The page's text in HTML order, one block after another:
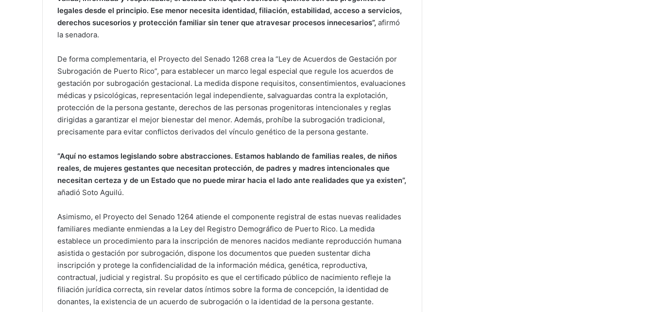
legales desde el principio. Ese menor necesita identidad, filiación, estabilidad, acceso a servicios,
derechos sucesorios y protección familiar sin tener que atravesar procesos innecesarios”, afirmó
la senadora.
De forma complementaria, el Proyecto del Senado 1268 crea la “Ley de Acuerdos de Gestación por
Subrogación de Puerto Rico”, para establecer un marco legal especial que regule los acuerdos de
gestación por subrogación gestacional. La medida dispone requisitos, consentimientos, evaluaciones
médicas y psicológicas, representación legal independiente, salvaguardas contra la explotación,
protección de la persona gestante, derechos de las personas progenitoras intencionales y reglas
dirigidas a garantizar el mejor bienestar del menor. Además, prohíbe la subrogación tradicional,
precisamente para evitar conflictos derivados del vínculo genético de la persona gestante.
“Aquí no estamos legislando sobre abstracciones. Estamos hablando de familias reales, de niños
reales, de mujeres gestantes que necesitan protección, de padres y madres intencionales que
necesitan certeza y de un Estado que no puede mirar hacia el lado ante realidades que ya existen”,
añadió Soto Aguilú.
Asimismo, el Proyecto del Senado 1264 atiende el componente registral de estas nuevas realidades
familiares mediante enmiendas a la Ley del Registro Demográfico de Puerto Rico. La medida
establece un procedimiento para la inscripción de menores nacidos mediante reproducción humana
asistida o gestación por subrogación, dispone los documentos que pueden sustentar dicha
inscripción y protege la confidencialidad de la información médica, genética, reproductiva,
contractual, judicial y registral. Su propósito es que el certificado público de nacimiento refleje la
filiación jurídica correcta, sin revelar datos íntimos sobre la forma de concepción, la identidad de
donantes, la existencia de un acuerdo de subrogación o la identidad de la persona gestante.